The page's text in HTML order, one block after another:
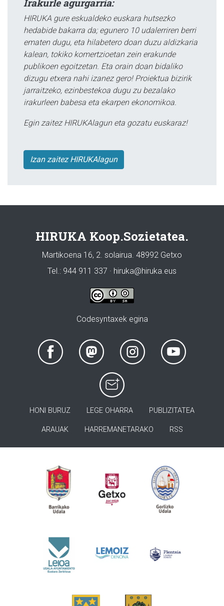
Irakurle agurgarria:
HIRUKA gure eskualdeko euskara hutsezko
hedabide bakarra da; egunero 10 udalerriren berri
ematen dugu, eta hilabetero doan duzu aldizkaria
kalean, tokiko komertzioetan zein erakunde
publikoen egoitzetan. Eta orain doan bidaliko
dizugu etxera nahi izanez gero! Proiektua bizirik
jarraitzeko, ezinbestekoa dugu zu bezalako
irakurleen babesa eta ekarpen ekonomikoa.
Egin zaitez HIRUKAlagun eta gozatu euskaraz!
Izan zaitez HIRUKAlagun
HIRUKA Koop.Sozietatea.
Martikoena 16, 2. solairua. 48992 Getxo
Tel.: 944 911 337 · hiruka@hiruka.eus
Codesyntaxek egina
HONI BURUZ LEGE OHARRA PUBLIZITATEA
ARAUAK HARREMANETARAKO RSS